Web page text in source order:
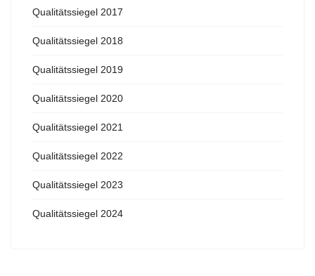
Qualitätssiegel 2017
Qualitätssiegel 2018
Qualitätssiegel 2019
Qualitätssiegel 2020
Qualitätssiegel 2021
Qualitätssiegel 2022
Qualitätssiegel 2023
Qualitätssiegel 2024